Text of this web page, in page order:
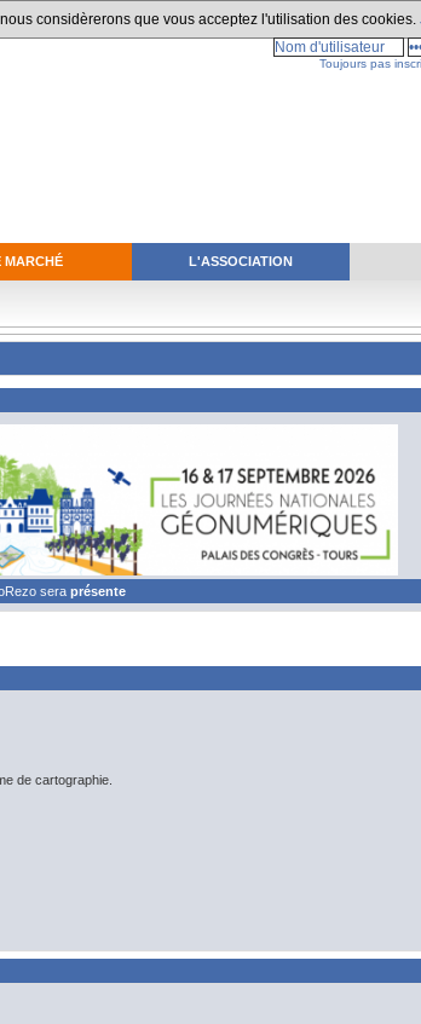
considèrerons que vous acceptez l'utilisation des cookies.
MARCHÉ L'ASSOCIATION
Toujours pas
sera présente
de cartographie.